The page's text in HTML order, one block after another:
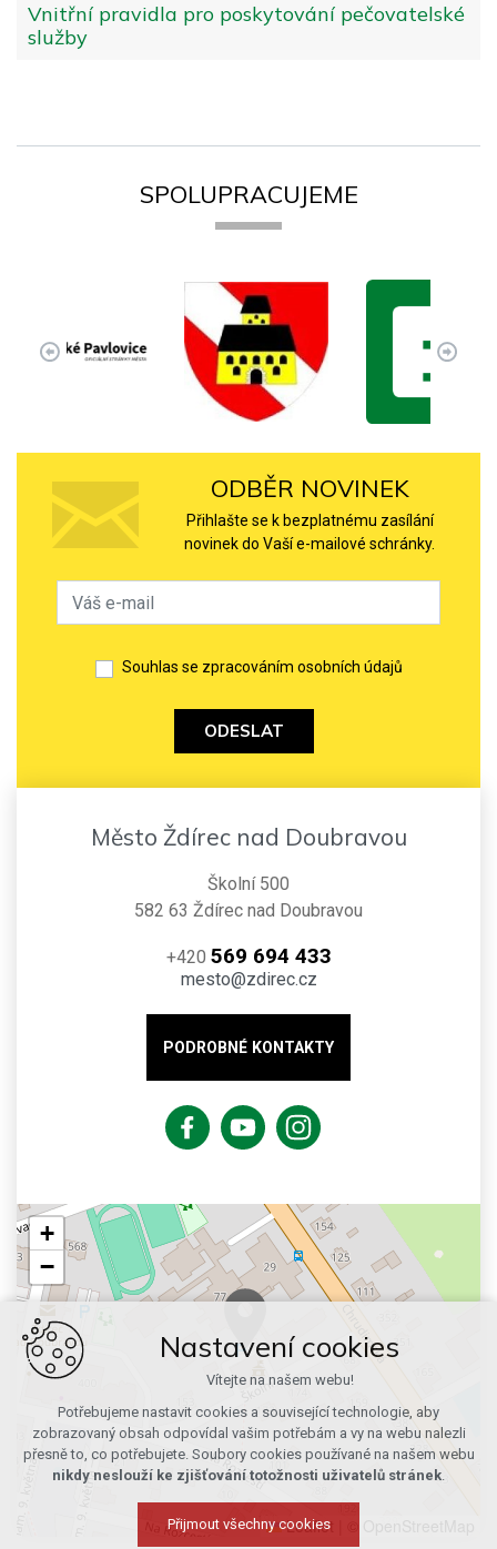
Vnitřní pravidla pro poskytování pečovatelské
služby
SPOLUPRACUJEME
ODBĚR NOVINEK
Přihlašte se k bezplatnému zasílání
novinek do Vaší e-mailové schránky.
Souhlas se zpracováním osobních údajů
ODESLAT
Město Ždírec nad Doubravou
Školní 500
582 63 Ždírec nad Doubravou
+420 569 694 433
mesto@zdirec.cz
PODROBNÉ KONTAKTY
+
−
Leaflet
Nastavení cookies
Vítejte na našem webu!
Potřebujeme nastavit cookies a související technologie, aby
zobrazovaný obsah odpovídal vašim potřebám a vy na webu nalezli
přesně to, co potřebujete. Soubory cookies používané na našem webu
nikdy neslouží ke zjišťování totožnosti uživatelů stránek.
Přijmout všechny cookies